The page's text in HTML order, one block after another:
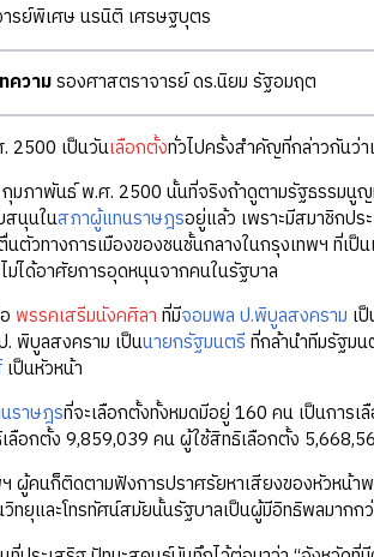
รย์พิเศษ นรนิติ เศรษฐบุตร
ความรองศาสตราจารย์ ดร.นิยม รัฐอมฤต
2500 เป็นวันเลือกตั้งทั่วไปครั้งสำคัญที่กล่าวกันว่
กุมภาพันธ์ พ.ศ. 2500 นั้นที่จริงถ้าดูตามรัฐธรรมนู
สนุนในสภาผู้แทนราษฎรอยู่แล้ว เพราะมีสมาชิกป
ตัวทางการเมืองของชนชั้นกลางในกรุงเทพฯ ที่เ
ได้อาศัยการอุดหนุนจากคนในรัฐบาล
พรรคเสรีมนังคศิลา ที่มีจอมพล ป.พิบูลสงคราม เ
พิบูลสงคราม เป็นนายกรัฐมนตรี ที่กล้านำทีมรัฐม
เป็นหัวหน้า
ราษฎรที่จะเลือกตั้งทั้งหมดมีอยู่ 160 คน เป็นการ
ลือกตั้ง 9,859,039 คน ผู้ใช้สิทธิเลือกตั้ง
ผู้คนก็ติดตามฟังการปราศรัยหาเสียงของหัวหน้
ทยุและโทรทัศน์สมัยนั้นรัฐบาลเป็นผู้มีอิทธิพลมากก